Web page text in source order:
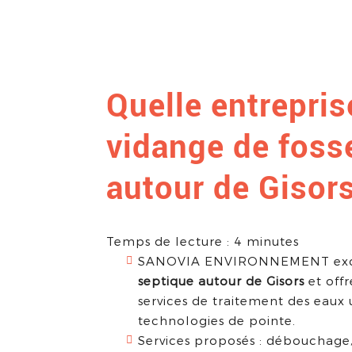
Quelle
vidange de
autour de
Temps de lecture : 4 minutes
SANOVIA ENVIRONNEMENT
septique autour de Gisors et
services de traitement des eaux
technologies de pointe.
Services proposés :